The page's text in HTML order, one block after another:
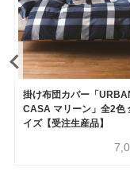
掛け布団カバー「
CASA マリーン」全2色
イズ【受注生産品】